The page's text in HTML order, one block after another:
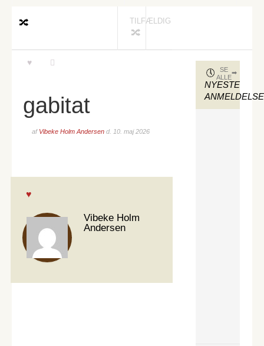
TILFÆLDIG
gabitat
af Vibeke Holm Andersen d. 10. maj 2026
Vibeke Holm
Andersen
NYESTE
SE
ALLE